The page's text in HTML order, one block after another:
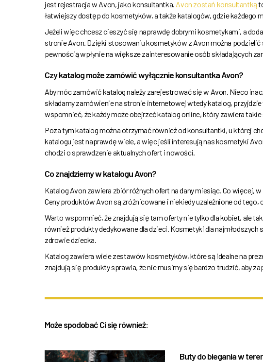
jest rejestracja w Avon, jako konsultantka. Avon zostań konsultantką
łatwiejszy dostęp do kosmetyków, a także katalogów, gdzie każdego
Jeżeli więc chcesz cieszyć się naprawdę dobrymi kosmetykami, a
stronie Avon. Dzięki stosowaniu kosmetyków z Avon można
pewnością wpłynie na większe zainteresowanie osób składających
Czy katalog może zamówić wyłącznie konsultantka Avon?
Aby móc zamówić katalog należy zarejestrować się w Avon. Nieco
składamy zamówienie na stronie internetowej wtedy katalog,
wspomnieć, że każdy może obejrzeć katalog online, który zawiera
Poza tym katalog można otrzymać również od konsultantki, u której
katalogu jest naprawdę wiele, a więc jeśli interesują nas kosmetyki
chodzi o sprawdzenie aktualnych ofert i nowości.
Co znajdziemy w katalogu Avon?
Katalog Avon zawiera zbiór różnych ofert na dany miesiąc. Co więcej,
Ceny produktów Avon są zróżnicowane i niekiedy uzależnione od tego,
Warto wspomnieć, że znajdują się tam oferty nie tylko dla kobiet, ale
również produkty dedykowane dla dzieci. Kosmetyki dla
zdrowie dziecka.
Katalog zawiera wiele zestawów kosmetyków, które są idealne na
znajdują się produkty sprawia, że nie musimy się bardzo trudzić, aby
Może spodobać Ci się również:
Buty do biegania w